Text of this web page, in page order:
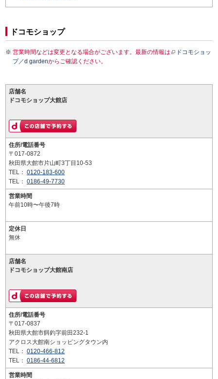
ドコモショップ
営業時間などは変更となる場合がございます。最新の情報は
ドコモショッ
プ／d gardenからご確認ください。
店舗名
ドコモショップ大館店
住所/電話番号
〒017-0872
秋田県大館市片山町3丁目10-53
TEL： 0120-183-600
TEL： 0186-49-7730
営業時間
午前10時〜午後7時
定休日
無休
店舗名
ドコモショップ大館南店
住所/電話番号
〒017-0837
秋田県大館市餌釣字前田232-1
アクロス大館南ショッピングタウン内
TEL： 0120-466-812
TEL： 0186-44-6812
営業時間